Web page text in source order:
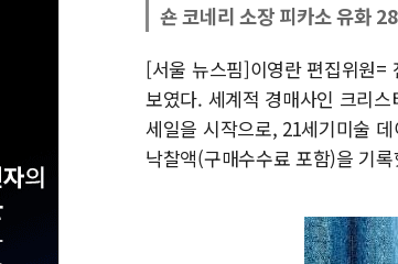
숀 코네리 소장 피카소 유화
[서울 뉴스핌]이영란 편집위원=
보였다. 세계적 경매사인 크리
세일을 시작으로, 21세기미술
낙찰액(구매수수료 포함)을 기